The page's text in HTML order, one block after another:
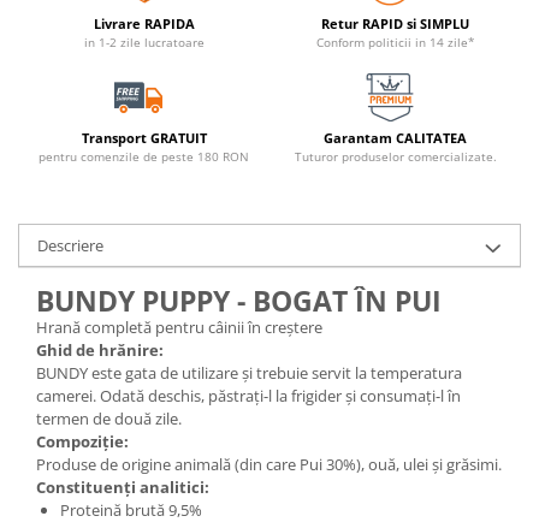
Livrare RAPIDA
in 1-2 zile lucratoare
Retur RAPID si SIMPLU
Conform politicii in 14 zile*
Transport GRATUIT
pentru comenzile de peste 180 RON
Garantam CALITATEA
Tuturor produselor comercializate.
Descriere
BUNDY PUPPY - BOGAT ÎN PUI
Hrană completă pentru câinii în creștere
Ghid de hrănire:
BUNDY este gata de utilizare și trebuie servit la temperatura
camerei. Odată deschis, păstrați-l la frigider și consumați-l în
termen de două zile.
Compoziție:
Produse de origine animală (din care Pui 30%), ouă, ulei și grăsimi.
Constituenți analitici:
Proteină brută 9,5%